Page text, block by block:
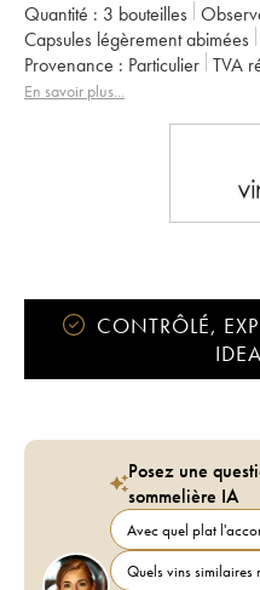
Quantité : 3 bouteilles
Capsules légèrement abimées
Provenance : particulier TVA
Région :
Bordeaux
En savoir plus...
CONTRÔLÉ,
Posez une
sommelière IA
Avec quel plat
Quels vins similaires